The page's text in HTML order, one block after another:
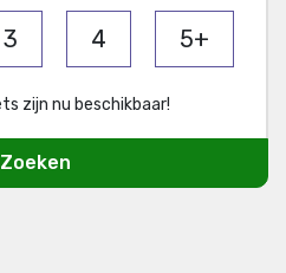
3 4 5+
zijn nu beschikbaar!
Zoeken